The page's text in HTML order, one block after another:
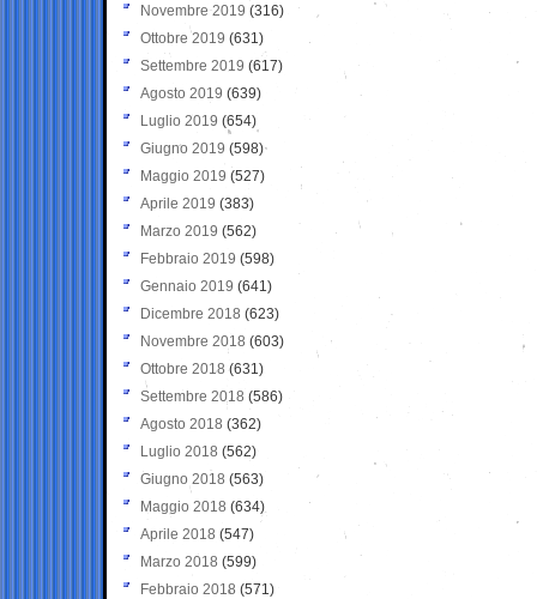
Novembre 2019 (316)
Ottobre 2019 (631)
Settembre 2019 (617)
Agosto 2019 (639)
Luglio 2019 (654)
Giugno 2019 (598)
Maggio 2019 (527)
Aprile 2019 (383)
Marzo 2019 (562)
Febbraio 2019 (598)
Gennaio 2019 (641)
Dicembre 2018 (623)
Novembre 2018 (603)
Ottobre 2018 (631)
Settembre 2018 (586)
Agosto 2018 (362)
Luglio 2018 (562)
Giugno 2018 (563)
Maggio 2018 (634)
Aprile 2018 (547)
Marzo 2018 (599)
Febbraio 2018 (571)